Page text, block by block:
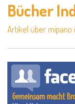
Bücher
Artikel über mipano